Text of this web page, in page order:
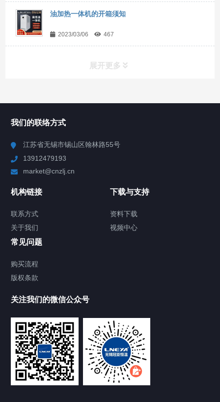
油加热一体机的开箱须知
2023/03/06 467
展开更多
Chiller高精度制冷循环器
TCU温度控制单元
Chiller气体控温系统
Chamber试验箱
FREEZER低温箱
VOCs冷凝回收装置
我们的联络方式
江苏省无锡市锡山区翰林路55号
13912479193
market@cnzlj.cn
机构链接
联系方式
关于我们
下载与支持
资料下载
视频中心
常见问题
购买流程
版权条款
关注我们的微信公众号